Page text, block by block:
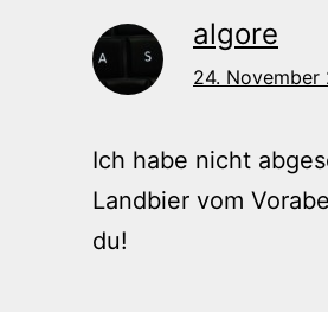
algore
24. November
Ich habe nicht
Landbier vom
du!